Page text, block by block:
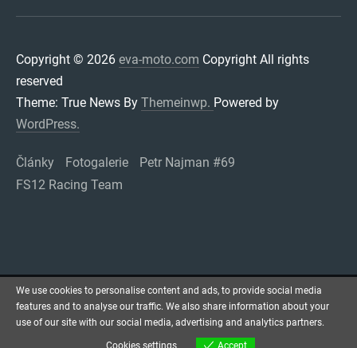
Copyright © 2026 eva-moto.com Copyright All rights
reserved
Theme: True News By Themeinwp. Powered by
WordPress.
Články Fotogalerie
Petr Najman #69
FS12 Racing Team
We use cookies to personalise content and ads, to provide social media
features and to analyse our traffic. We also share information about your
use of our site with our social media, advertising and analytics partners.
Cookies settings Accept